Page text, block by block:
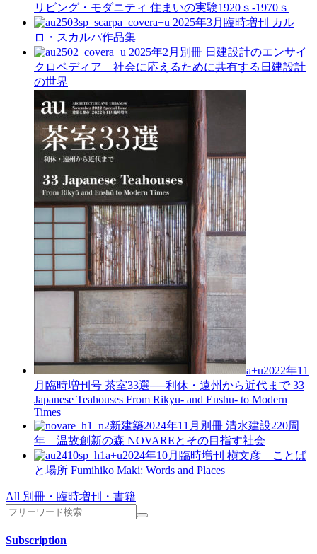
リビング・モダニティ 住まいの実験1920ｓ-1970ｓ
a+u 2025年3月臨時増刊 カル
ロ・スカルパ作品集
a+u 2025年2月別冊 日建設計のエンサイ
クロペディア 社会に応えるために共有する日建設計
の世界
a+u2022年11
月臨時増刊号 茶室33選──利休・遠州から近代まで 33
Japanese Teahouses From Rikyu- and Enshu- to Modern
Times
新建築2024年11月別冊 清水建設220周
年 温故創新の森 NOVAREとその目指す社会
a+u2024年10月臨時増刊 槇文彦 ことば
と場所 Fumihiko Maki: Words and Places
All 別冊・臨時増刊・書籍
Subscription